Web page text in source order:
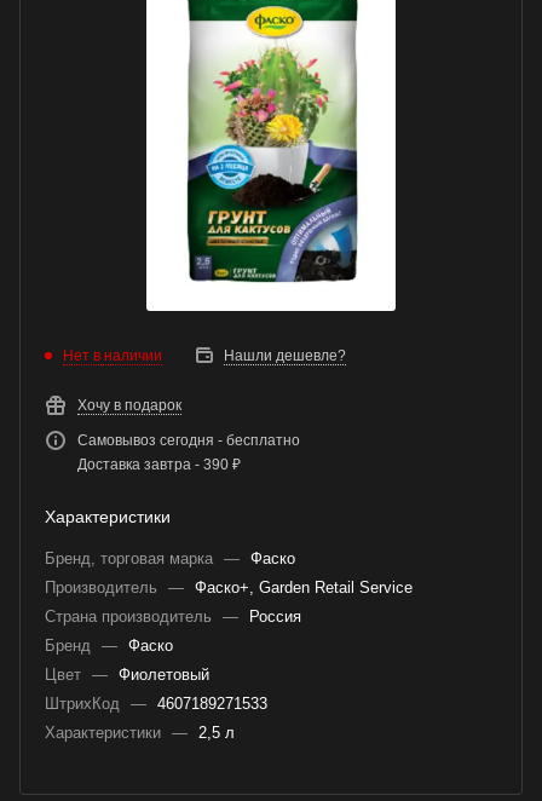
Нет в наличии Нашли дешевле?
Хочу в подарок
Самовывоз сегодня - бесплатно
Доставка завтра - 390 ₽
Характеристики
Бренд, торговая марка — Фаско
Производитель
— Фаско+, Garden Retail Service
Страна производитель
—
Россия
Бренд — Фаско
Цвет — Фиолетовый
ШтрихКод — 4607189271533
Характеристики — 2,5 л